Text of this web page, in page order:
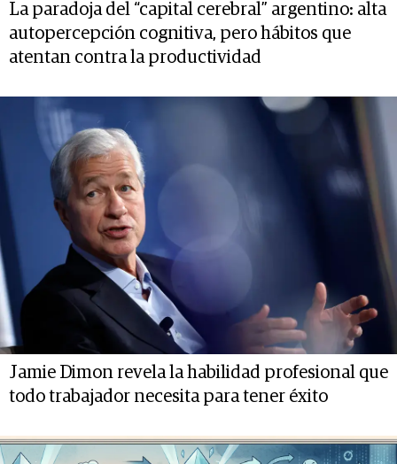
La paradoja del “capital cerebral” argentino: alta
autopercepción cognitiva, pero hábitos que
atentan contra la productividad
Jamie Dimon revela la habilidad profesional que
todo trabajador necesita para tener éxito